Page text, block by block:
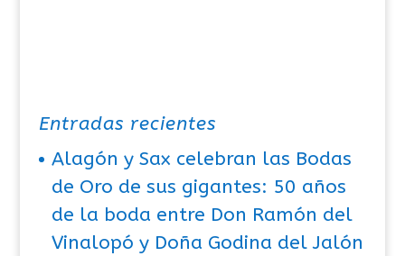
Entradas recientes
Alagón y Sax celebran las Bodas
de Oro de sus gigantes: 50 años
de la boda entre Don Ramón del
Vinalopó y Doña Godina del Jalón